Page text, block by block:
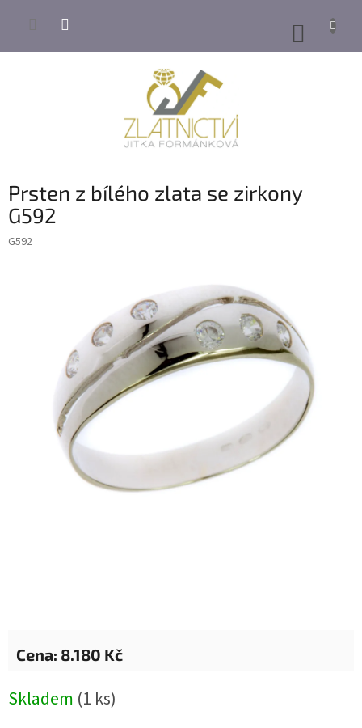
KOŠÍK
Prsten z bílého zlata se zirkony
G592
G592
8.180 Kč
cena:
Skladem (1 ks)